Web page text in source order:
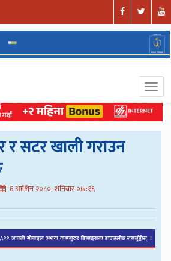
र सटर खाली गराउन
६ आश्विन २०८०, शनिबार ०७:१६